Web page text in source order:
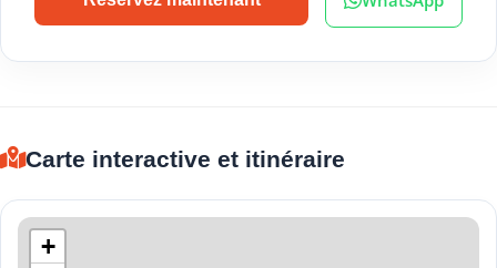
Carte interactive et itinéraire
+